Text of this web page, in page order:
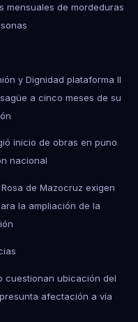
mensuales de mordeduras
y Dignidad plataforma II
a cinco meses de su
inicio de obras en puno
nacional
de Mazocruz exigen
la ampliación de la
cuestionan ubicación del
afectación a vía